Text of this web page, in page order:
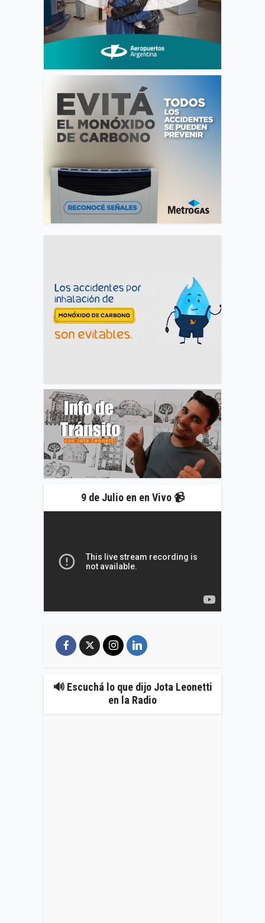
9 de Julio en en Vivo 📹
🔊 Escuchá lo que dijo Jota Leonetti
en la Radio